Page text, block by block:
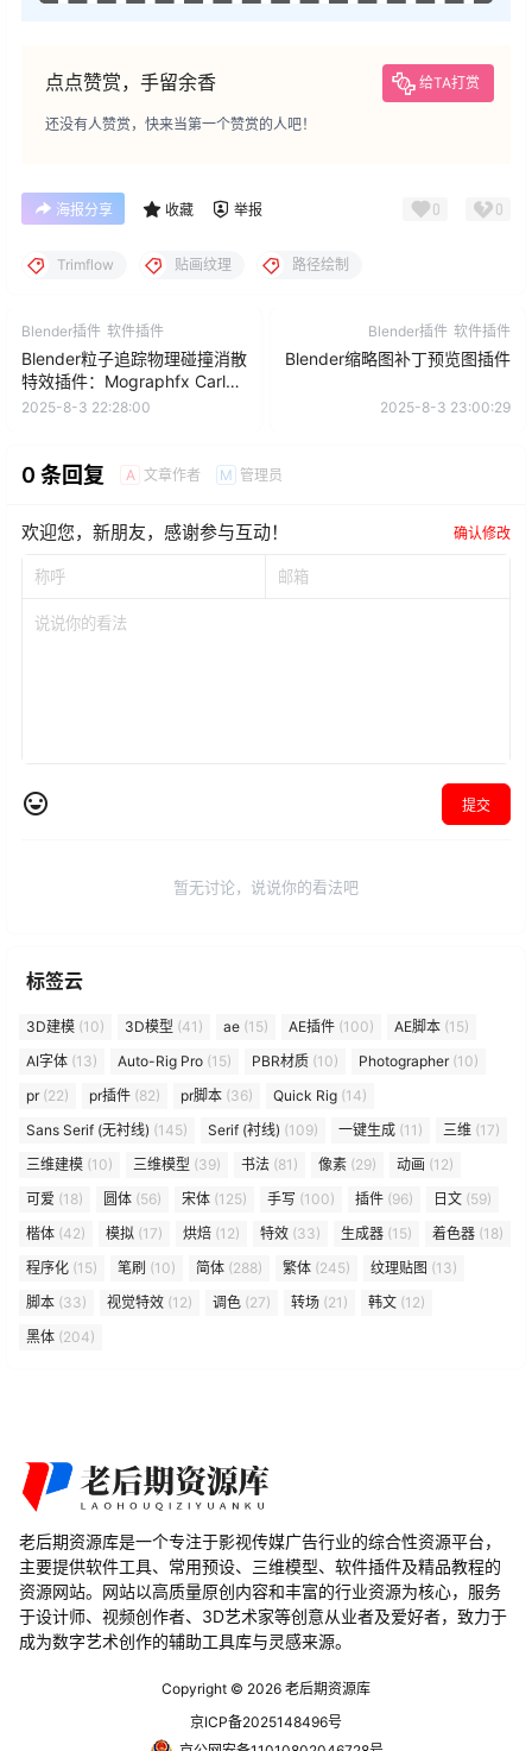
点点赞赏，手留余香 给TA打赏
还没有人赞赏，快来当第一个赞赏的人吧！
海报分享 收藏 举报 0 0
Trimflow 贴画纹理 路径绘制
Blender插件 软件插件
Blender粒子追踪物理碰撞消散
特效插件：Mographfx Carl
Animation & Physics Sim
2025-8-3 22:28:00
Blender插件 软件插件
Blender缩略图补丁预览图插件
2025-8-3 23:00:29
0 条回复 A 文章作者 M 管理员
欢迎您，新朋友，感谢参与互动！ 确认修改
提交
暂无讨论，说说你的看法吧
标签云
3D建模 (10) 3D模型 (41) ae (15) AE插件 (100) AE脚本 (15)
AI字体 (13) Auto-Rig Pro (15) PBR材质 (10) Photographer(10)
pr(22) pr插件 (82) pr脚本 (36) Quick Rig (14)
Sans Serif (无衬线) (145) Serif (衬线) (109) 一键生成 (11) 三维 (17)
三维建模 (10) 三维模型 (39) 书法 (81) 像素 (29) 动画 (12)
可爱 (18) 圆体 (56) 宋体 (125) 手写 (100) 插件 (96) 日文 (59)
楷体 (42) 模拟 (17) 烘焙 (12) 特效 (33) 生成器 (15) 着色器 (18)
程序化 (15) 笔刷 (10) 简体 (288) 繁体 (245) 纹理贴图 (13)
脚本 (33) 视觉特效 (12) 调色 (27) 转场 (21) 韩文 (12)
黑体 (204)
老后期资源库是一个专注于影视传媒广告行业的综合性资源平台，
主要提供软件工具、常用预设、三维模型、软件插件及精品教程的
资源网站。网站以高质量原创内容和丰富的行业资源为核心，服务
于设计师、视频创作者、3D艺术家等创意从业者及爱好者，致力于
成为数字艺术创作的辅助工具库与灵感来源。
Copyright © 2026 老后期资源库
京ICP备2025148496号